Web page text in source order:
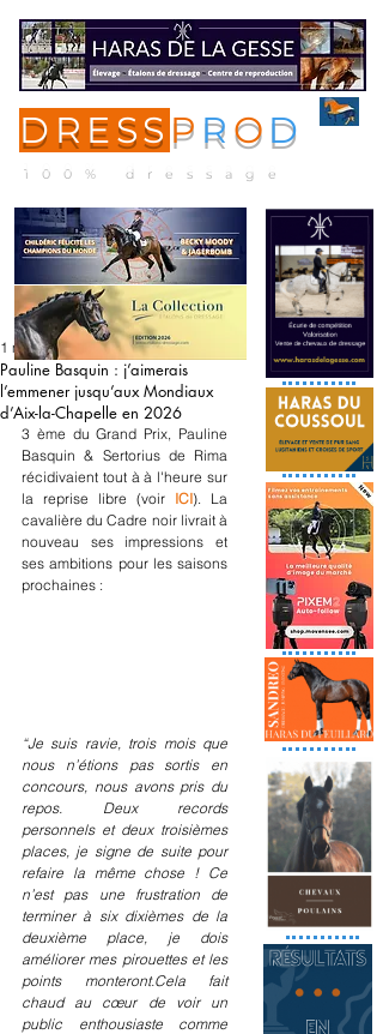
DRESS P R O D
100% dressage
Pauline Basquin : j’aimerais
l’emmener jusqu’aux Mondiaux
d’Aix-la-Chapelle en 2026
1 nov. 2024
3 ème du Grand Prix, Pauline
Basquin & Sertorius de Rima
récidivaient tout à à l'heure sur
la reprise libre (voir ICI). La
cavalière du Cadre noir livrait à
nouveau ses impressions et
ses ambitions pour les saisons
prochaines :
“Je suis ravie, trois mois que
nous n’étions pas sortis en
concours, nous avons pris du
repos. Deux records
personnels et deux troisièmes
places, je signe de suite pour
refaire la même chose ! Ce
n’est pas une frustration de
terminer à six dixièmes de la
deuxième place, je dois
améliorer mes pirouettes et les
points monteront.Cela fait
chaud au cœur de voir un
public enthousiaste comme